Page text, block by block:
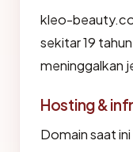
kleo-
sekitar 19
meninggalkan
Hosting &
Domain saat